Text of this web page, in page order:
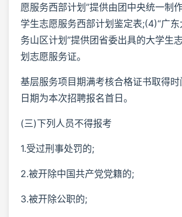
愿服务西部计划”提供由团中央统一制
学生志愿服务西部计划鉴定表;(4)“广
务山区计划”提供团省委出具的大学生
划志愿服务证。
基层服务项目期满考核合格证书取得
日期为本次招聘报名首日。
(三)下列人员不得报考
1.受过刑事处罚的;
2.被开除中国共产党党籍的;
3.被开除公职的;